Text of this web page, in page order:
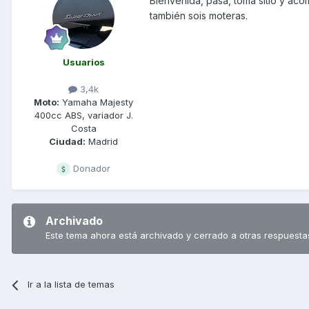
Usuarios
3,4k
Moto: Yamaha Majesty
400cc ABS, variador J.
Costa
Ciudad: Madrid
Donador
también sois moteras.
Archivado
Este tema ahora está archivado y cerrado a otras
Ir a la lista de temas